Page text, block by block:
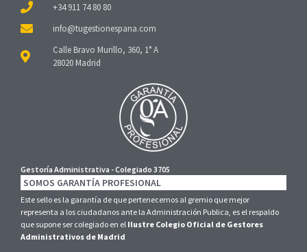
+34 911 74 80 80
Calle Bravo Murillo, 360, 1° A
28020 Madrid
Gestoría Administrativa - Colegiado 3705
SOMOS GARANTÍA PROFESIONAL
Este sello es la garantía de que pertenecemos al gremio que mejor
representa a los ciudadanos ante la Administración Publica, es el respaldo
que supone ser colegiado en el Ilustre Colegio Oficial de Gestores
Administrativos de Madrid